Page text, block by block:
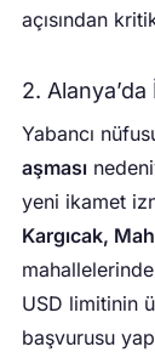
açısından
2.
Yabancı
aşması
yeni ikamet
Kargıcak,
USD limitinin
başvurusu